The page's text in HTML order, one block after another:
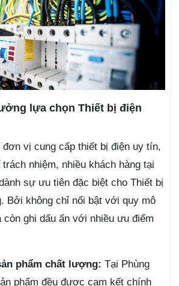
lựa chọn Thiết bị điện
vị cung cấp thiết bị điện uy tín,
nhiệm, nhiều khách hàng tại
sự ưu tiên đặc biệt cho Thiết bị
Bởi không chỉ nổi bật với quy mô
còn ghi dấu ấn với nhiều ưu điểm
phẩm chất lượng: Tại Phùng
phẩm đều được cam kết chính